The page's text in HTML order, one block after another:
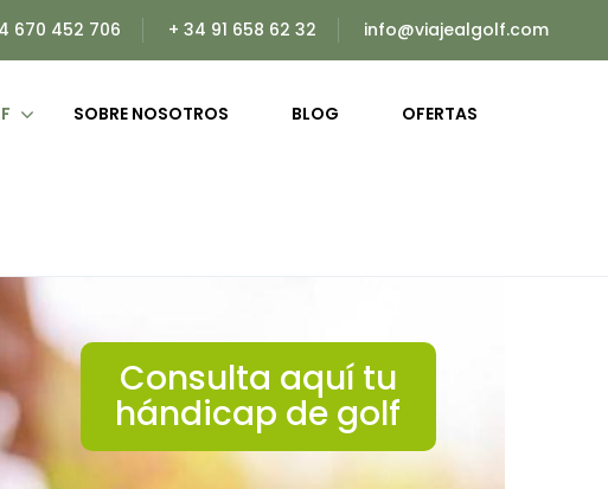
670 452 706 + 34 91 658 62 32 info@viajealgolf.com
SOBRE NOSOTROS BLOG OFERTAS
Consulta aquí tu
hándicap de golf